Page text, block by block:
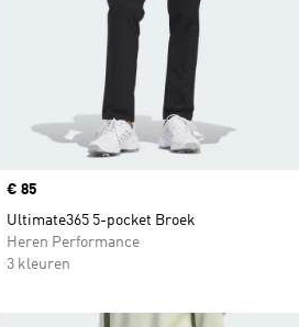
Price
€ 85
Ultimate365 5-pocket Broek
Heren Performance
3 kleuren